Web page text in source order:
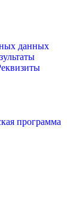
данных
программа